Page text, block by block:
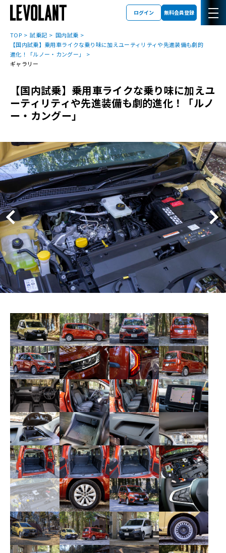
ログイン 無料会員登録
TOP 試乗記
国内試乗
【国内試乗】乗用車ライクな乗り味に加えユーティリティや先進装備も劇的
進化！「ルノー・カングー」
ギャラリー
【国内試乗】乗用車ライクな乗り味に加えユ
ーティリティや先進装備も劇的進化！「ルノ
ー・カングー」